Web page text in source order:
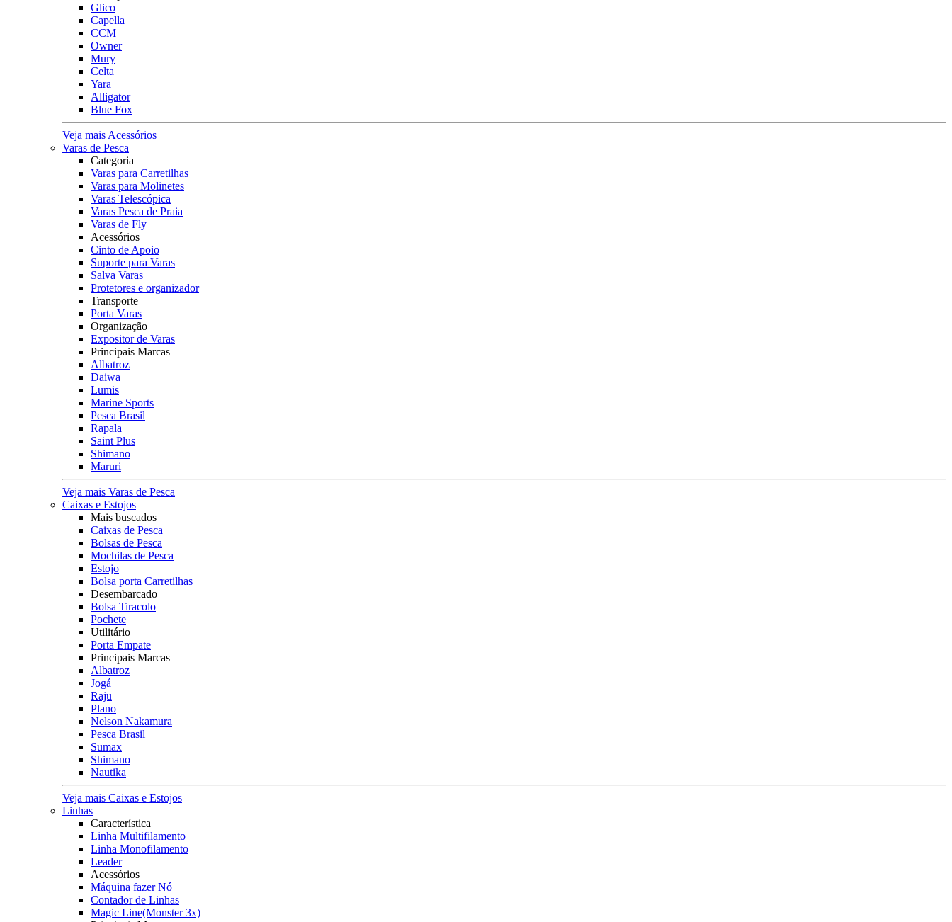
Glico
Capella
CCM
Owner
Mury
Celta
Yara
Alligator
Blue Fox
Veja mais Acessórios
Varas de Pesca
Categoria
Varas para Carretilhas
Varas para Molinetes
Varas Telescópica
Varas Pesca de Praia
Varas de Fly
Acessórios
Cinto de Apoio
Suporte para Varas
Salva Varas
Protetores e organizador
Transporte
Porta Varas
Organização
Expositor de Varas
Principais Marcas
Albatroz
Daiwa
Lumis
Marine Sports
Pesca Brasil
Rapala
Saint Plus
Shimano
Maruri
Veja mais Varas de Pesca
Caixas e Estojos
Mais buscados
Caixas de Pesca
Bolsas de Pesca
Mochilas de Pesca
Estojo
Bolsa porta Carretilhas
Desembarcado
Bolsa Tiracolo
Pochete
Utilitário
Porta Empate
Principais Marcas
Albatroz
Jogá
Raju
Plano
Nelson Nakamura
Pesca Brasil
Sumax
Shimano
Nautika
Veja mais Caixas e Estojos
Linhas
Característica
Linha Multifilamento
Linha Monofilamento
Leader
Acessórios
Máquina fazer Nó
Contador de Linhas
Magic Line(Monster 3x)